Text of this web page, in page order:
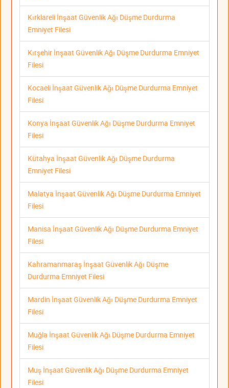
Kırklareli İnşaat Güvenlik Ağı Düşme Durdurma
Emniyet Filesi
Kırşehir İnşaat Güvenlik Ağı Düşme Durdurma Emniyet
Filesi
Kocaeli İnşaat Güvenlik Ağı Düşme Durdurma Emniyet
Filesi
Konya İnşaat Güvenlik Ağı Düşme Durdurma Emniyet
Filesi
Kütahya İnşaat Güvenlik Ağı Düşme Durdurma
Emniyet Filesi
Malatya İnşaat Güvenlik Ağı Düşme Durdurma Emniyet
Filesi
Manisa İnşaat Güvenlik Ağı Düşme Durdurma Emniyet
Filesi
Kahramanmaraş İnşaat Güvenlik Ağı Düşme
Durdurma Emniyet Filesi
Mardin İnşaat Güvenlik Ağı Düşme Durdurma Emniyet
Filesi
Muğla İnşaat Güvenlik Ağı Düşme Durdurma Emniyet
Filesi
Muş İnşaat Güvenlik Ağı Düşme Durdurma Emniyet
Filesi